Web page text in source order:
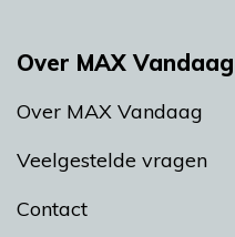
Over MAX Vandaag
Over MAX Vandaag
Veelgestelde vragen
Contact